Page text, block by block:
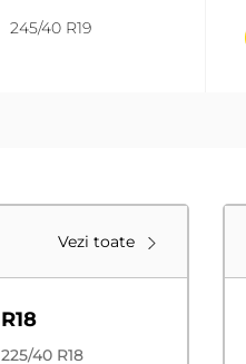
245/40 R19
Vezi toate
R18
225/40 R18